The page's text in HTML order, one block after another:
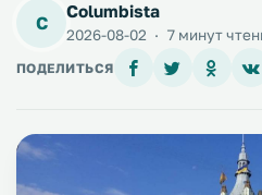
C
Columbista
2026-08-02 · 7 минут
ПОДЕЛИТЬСЯ